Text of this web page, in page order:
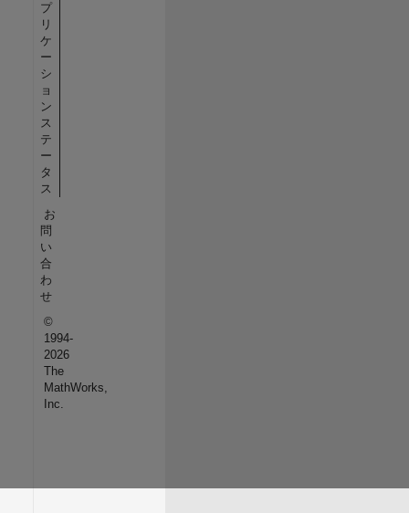
プ
リ
ケ
ー
シ
ョ
ン
ス
テ
ー
タ
ス
お
問
い
合
わ
せ
©
1994-
2026
The
MathWorks,
Inc.